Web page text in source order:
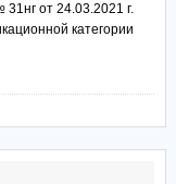
от 24.03.2021 г.
категории